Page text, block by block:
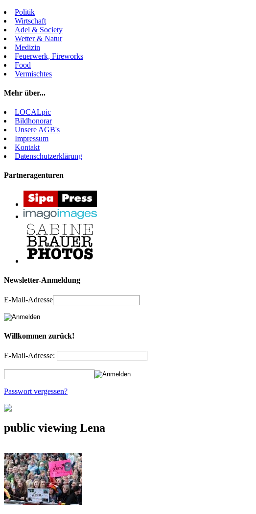
Politik
Wirtschaft
Adel & Society
Wetter & Natur
Medizin
Feuerwerk, Fireworks
Food
Vermischtes
Mehr über...
LOCALpic
Bildhonorar
Unsere AGB's
Impressum
Kontakt
Datenschutzerklärung
Partneragenturen
Newsletter-Anmeldung
E-Mail-Adresse
Willkommen zurück!
E-Mail-Adresse:
Passwort vergessen?
public viewing Lena